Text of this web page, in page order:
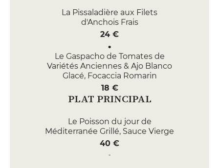
La Pissaladière aux Filets
d'Anchois Frais
24 €
Le Gaspacho de Tomates de
Variétés Anciennes & Ajo Blanco
Glacé, Focaccia Romarin
18 €
PLAT PRINCIPAL
Le Poisson du jour de
Méditerranée Grillé, Sauce Vierge
40 €